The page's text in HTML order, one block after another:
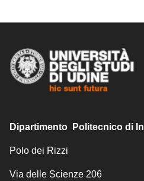
Dipartimento Politecnico di
Polo dei Rizzi
Via delle Scienze 206